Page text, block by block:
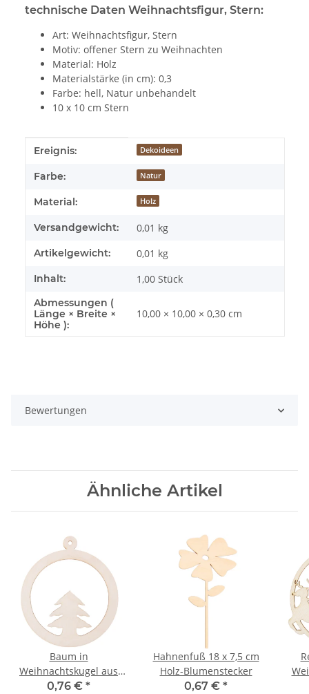
technische Daten Weihnachtsfigur, Stern:
Art: Weihnachtsfigur, Stern
Motiv: offener Stern zu Weihnachten
Material: Holz
Materialstärke (in cm): 0,3
Farbe: hell, Natur unbehandelt
10 x 10 cm Stern
Produkteigenschaft
Wert
Ereignis: Dekoideen
Farbe: Natur
Material: Holz
Versandgewicht: 0,01 kg
Artikelgewicht: 0,01 kg
Inhalt: 1,00 Stück
Abmessungen (
Länge × Breite ×
Höhe ):
10,00 × 10,00 × 0,30 cm
Bewertungen
Ähnliche Artikel
Baum in
Weihnachtskugel aus
Holz
0,76 € *
Hahnenfuß 18 x 7,5 cm
Holz-Blumenstecker
0,67 € *